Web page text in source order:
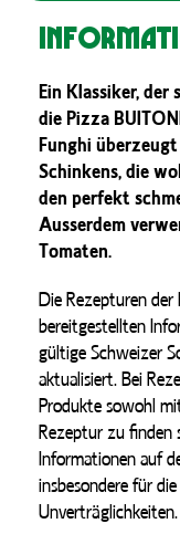
Ein Klassiker,
die Pizza
Funghi
Schinkens, die
den perfekt
Ausserdem
Tomaten.
Die Rezepturen
bereitgestellten
gültige Schweizer
aktualisiert. Bei
Produkte sowohl
Rezeptur zu finden
Informationen auf
insbesondere für
Unverträglichkeiten.